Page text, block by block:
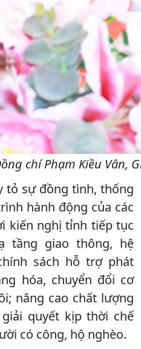
chí Phạm Kiều Vân,
tỏ sự đồng tình, thống
hành động của các
kiến nghị tỉnh tiếp tục
tầng giao thông, hệ
sách hỗ trợ phát
hóa, chuyển đổi cơ
nâng cao chất lượng
quyết kịp thời chế
có công, hộ nghèo.